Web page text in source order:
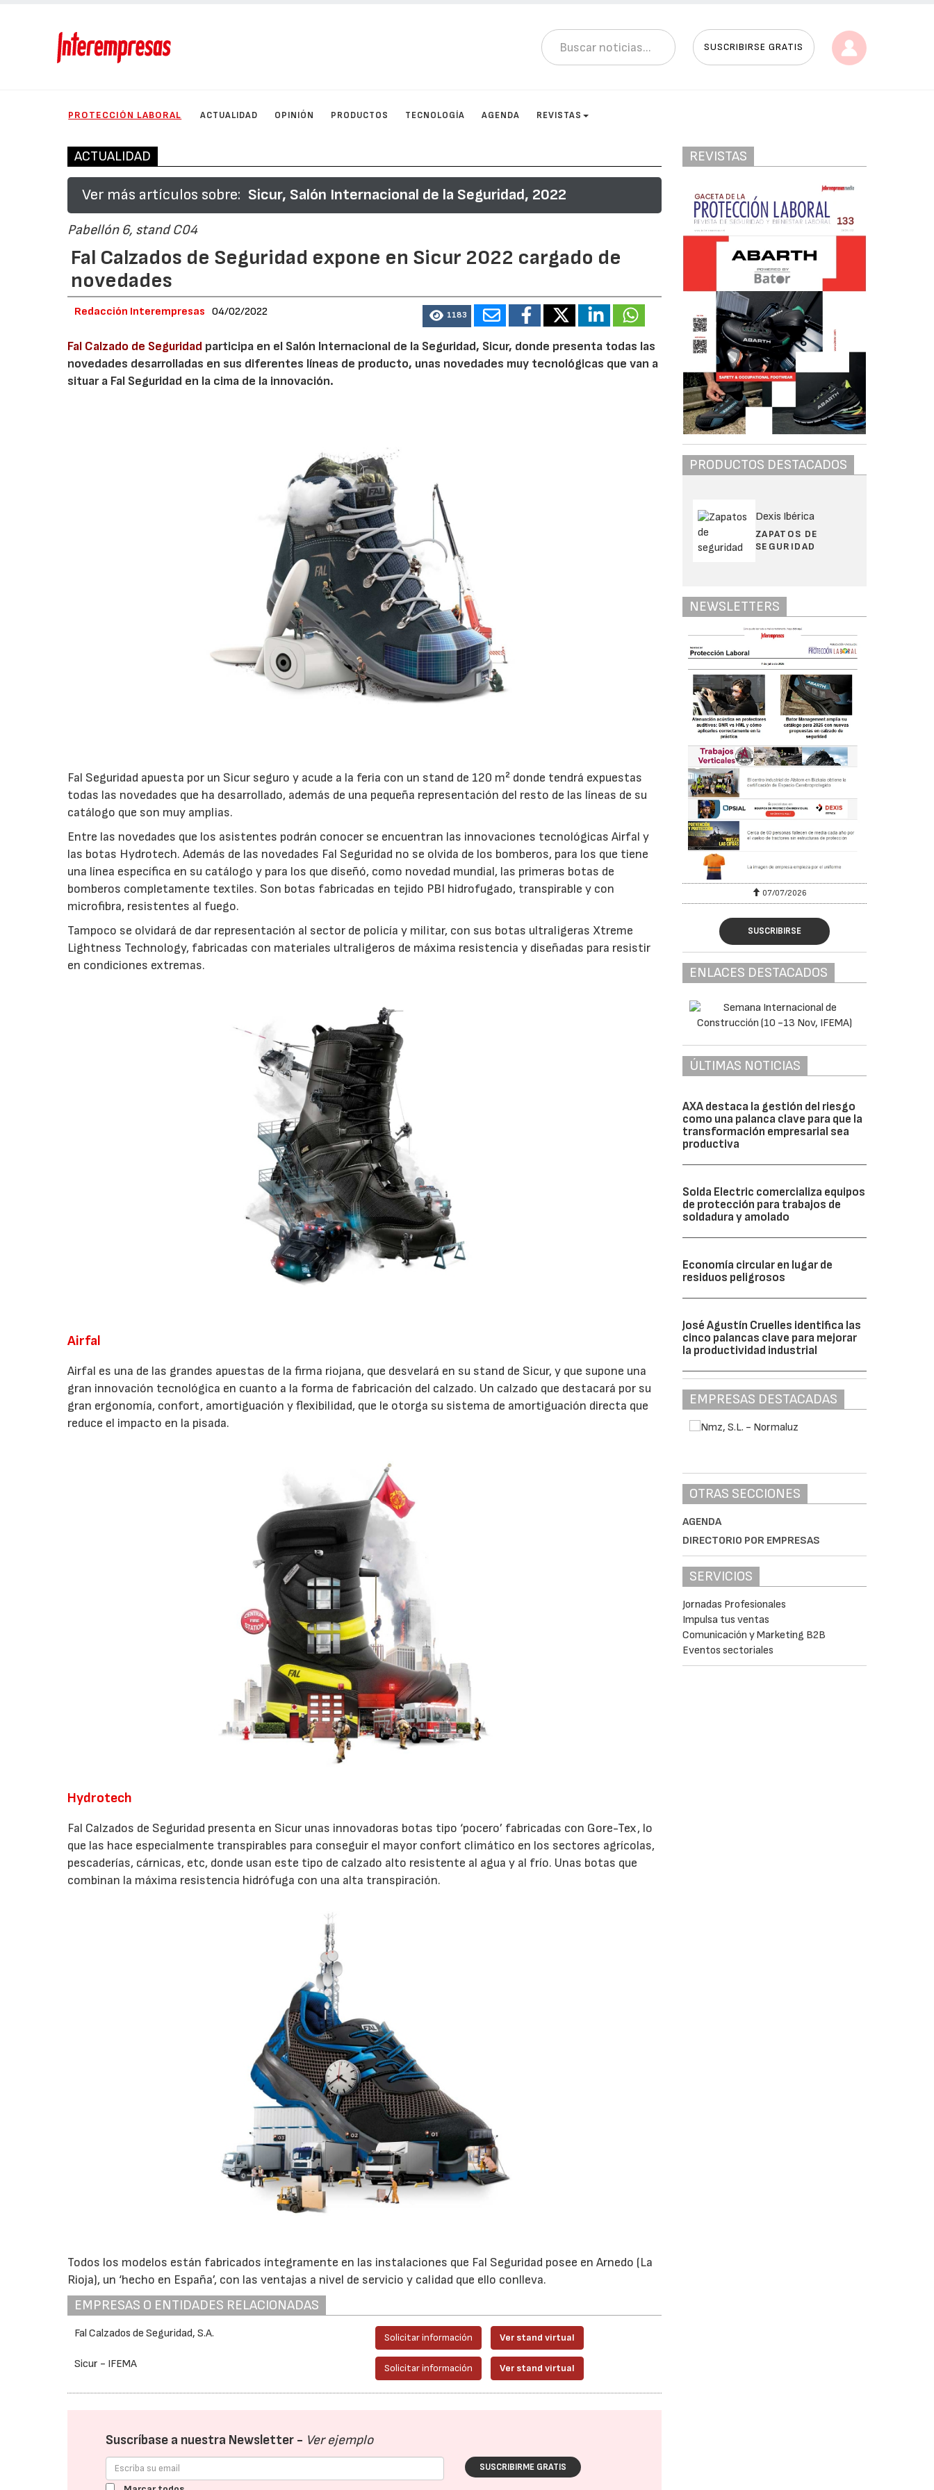
SUSCRIBIRSE GRATIS
PROTECCIÓN LABORAL ACTUALIDAD OPINIÓN PRODUCTOS TECNOLOGÍA AGENDA REVISTAS
ACTUALIDAD
Ver más artículos sobre: Sicur, Salón Internacional de la Seguridad, 2022
Pabellón 6, stand C04
Fal Calzados de Seguridad expone en Sicur 2022 cargado de
novedades
Redacción Interempresas 04/02/2022 1183
Fal Calzado de Seguridad participa en el Salón Internacional de la Seguridad, Sicur, donde presenta todas las
novedades desarrolladas en sus diferentes líneas de producto, unas novedades muy tecnológicas que van a
situar a Fal Seguridad en la cima de la innovación.
Fal Seguridad apuesta por un Sicur seguro y acude a la feria con un stand de 120 m² donde tendrá expuestas
todas las novedades que ha desarrollado, además de una pequeña representación del resto de las líneas de su
catálogo que son muy amplias.
Entre las novedades que los asistentes podrán conocer se encuentran las innovaciones tecnológicas Airfal y
las botas Hydrotech. Además de las novedades Fal Seguridad no se olvida de los bomberos, para los que tiene
una línea específica en su catálogo y para los que diseñó, como novedad mundial, las primeras botas de
bomberos completamente textiles. Son botas fabricadas en tejido PBI hidrofugado, transpirable y con
microfibra, resistentes al fuego.
Tampoco se olvidará de dar representación al sector de policía y militar, con sus botas ultraligeras Xtreme
Lightness Technology, fabricadas con materiales ultraligeros de máxima resistencia y diseñadas para resistir
en condiciones extremas.
Airfal
Airfal es una de las grandes apuestas de la firma riojana, que desvelará en su stand de Sicur, y que supone una
gran innovación tecnológica en cuanto a la forma de fabricación del calzado. Un calzado que destacará por su
gran ergonomía, confort, amortiguación y flexibilidad, que le otorga su sistema de amortiguación directa que
reduce el impacto en la pisada.
Hydrotech
Fal Calzados de Seguridad presenta en Sicur unas innovadoras botas tipo ‘pocero’ fabricadas con Gore-Tex, lo
que las hace especialmente transpirables para conseguir el mayor confort climático en los sectores agrícolas,
pescaderías, cárnicas, etc, donde usan este tipo de calzado alto resistente al agua y al frío. Unas botas que
combinan la máxima resistencia hidrófuga con una alta transpiración.
Todos los modelos están fabricados íntegramente en las instalaciones que Fal Seguridad posee en Arnedo (La
Rioja), un ‘hecho en España’, con las ventajas a nivel de servicio y calidad que ello conlleva.
EMPRESAS O ENTIDADES RELACIONADAS
Fal Calzados de Seguridad, S.A. Solicitar información Ver stand virtual
Sicur - IFEMA Solicitar información Ver stand virtual
Suscríbase a nuestra Newsletter - Ver ejemplo
SUSCRIBIRME GRATIS
REVISTAS
PRODUCTOS DESTACADOS
Dexis Ibérica
ZAPATOS DE
SEGURIDAD
NEWSLETTERS
07/07/2026 21/07/2026 07/07/2026
SUSCRIBIRSE
ENLACES DESTACADOS
ÚLTIMAS NOTICIAS
AXA destaca la gestión del riesgo
como una palanca clave para que la
transformación empresarial sea
productiva
Solda Electric comercializa equipos
de protección para trabajos de
soldadura y amolado
Economía circular en lugar de
residuos peligrosos
José Agustín Cruelles identifica las
cinco palancas clave para mejorar
la productividad industrial
EMPRESAS DESTACADAS
OTRAS SECCIONES
AGENDA
DIRECTORIO POR EMPRESAS
SERVICIOS
Jornadas Profesionales
Impulsa tus ventas
Comunicación y Marketing B2B
Eventos sectoriales